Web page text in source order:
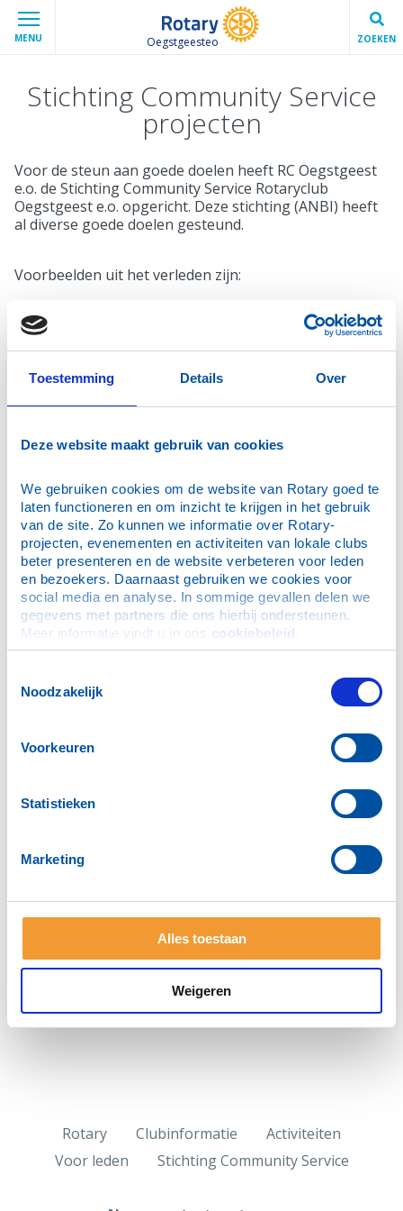
Toestemming Details Over
Deze website maakt gebruik van cookies
We gebruiken cookies om de website van Rotary goed te
laten functioneren en om inzicht te krijgen in het gebruik
van de site. Zo kunnen we informatie over Rotary-
projecten, evenementen en activiteiten van lokale clubs
beter presenteren en de website verbeteren voor leden
en bezoekers. Daarnaast gebruiken we cookies voor
social media en analyse. In sommige gevallen delen we
gegevens met partners die ons hierbij ondersteunen.
Meer informatie vindt u in ons cookiebeleid
Noodzakelijk
Voorkeuren
Statistieken
Marketing
Alles toestaan
Weigeren
MENU Oegstgeesteo ZOEKEN
Stichting Community Service
projecten
Voor de steun aan goede doelen heeft RC Oegstgeest
e.o. de Stichting Community Service Rotaryclub
Oegstgeest e.o. opgericht. Deze stichting (ANBI) heeft
al diverse goede doelen gesteund.
Voorbeelden uit het verleden zijn:
· Landmijnen de wereld uit
· Busje invaliden Rijnsburg
· Kliniek Nasewa, Kenya
· Highridge School in Arusha, Tanzania
. VoorleesExpress Bollenstreek
. Stichting Okido en JES Rijnland
. Jeugdfonds Sport & Cultuur
© 2023 Rotary in Nederland.
Stichting Community Service kerngegevens
Deel deze pagina:
Rotary Clubinformatie
Activiteiten
Voor leden
Stichting Community Service